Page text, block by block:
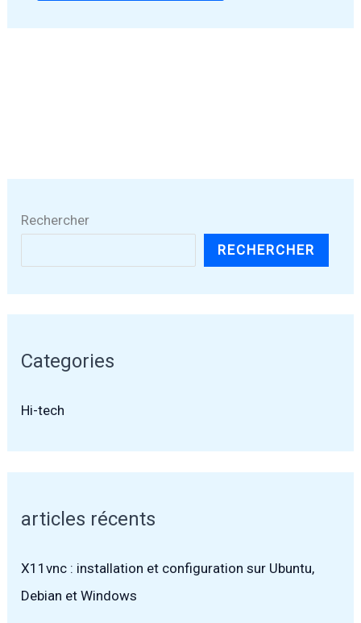
Rechercher
RECHERCHER
Categories
Hi-tech
articles récents
X11vnc : installation et configuration sur Ubuntu,
Debian et Windows